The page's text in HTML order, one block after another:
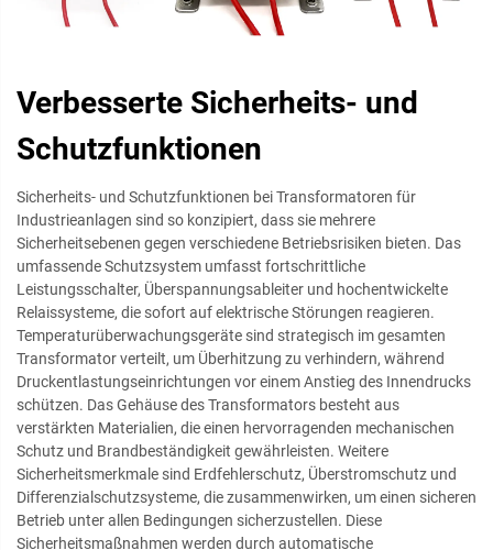
Verbesserte Sicherheits- und
Schutzfunktionen
Sicherheits- und Schutzfunktionen bei Transformatoren für
Industrieanlagen sind so konzipiert, dass sie mehrere
Sicherheitsebenen gegen verschiedene Betriebsrisiken bieten. Das
umfassende Schutzsystem umfasst fortschrittliche
Leistungsschalter, Überspannungsableiter und hochentwickelte
Relaissysteme, die sofort auf elektrische Störungen reagieren.
Temperaturüberwachungsgeräte sind strategisch im gesamten
Transformator verteilt, um Überhitzung zu verhindern, während
Druckentlastungseinrichtungen vor einem Anstieg des Innendrucks
schützen. Das Gehäuse des Transformators besteht aus
verstärkten Materialien, die einen hervorragenden mechanischen
Schutz und Brandbeständigkeit gewährleisten. Weitere
Sicherheitsmerkmale sind Erdfehlerschutz, Überstromschutz und
Differenzialschutzsysteme, die zusammenwirken, um einen sicheren
Betrieb unter allen Bedingungen sicherzustellen. Diese
Sicherheitsmaßnahmen werden durch automatische